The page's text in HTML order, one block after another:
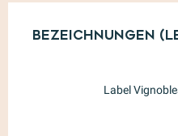
Bezeichnungen
Bezeichnungen
Label